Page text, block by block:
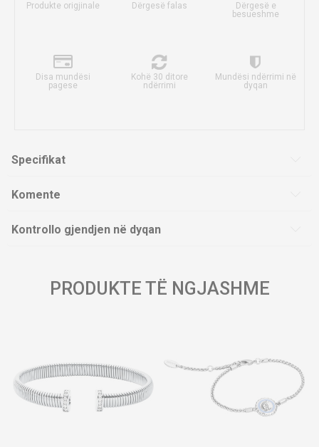
Produkte origjinale Dërgesë falas
Dërgesë e
besueshme
Disa mundësi
pagese
Kohë 30 ditore
ndërrimi
Mundësi ndërrimi në
dyqan
Specifikat
Komente
Kontrollo gjendjen në dyqan
PRODUKTE TË NGJASHME